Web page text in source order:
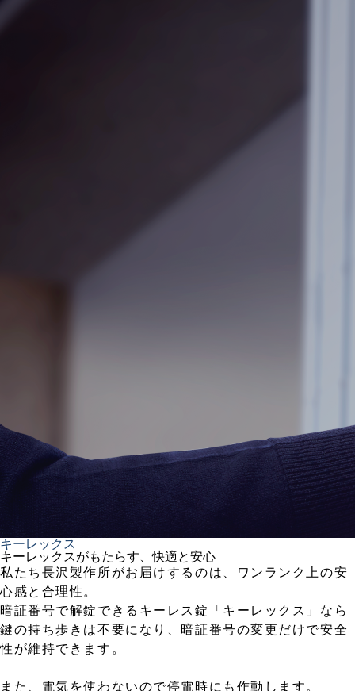
キーレックス
キーレックスがもたらす、快適と安心
私たち長沢製作所がお届けするのは、ワンランク上の安
心感と合理性。
暗証番号で解錠できるキーレス錠「キーレックス」なら
鍵の持ち歩きは不要になり、暗証番号の変更だけで安全
性が維持できます。
また、電気を使わないので停電時にも作動します。